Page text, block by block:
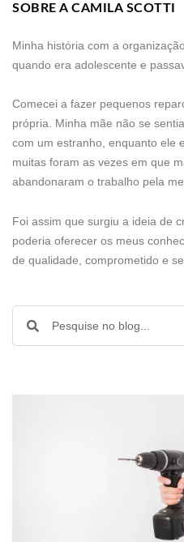
SOBRE A CAMILA SCOTTI
Minha história com a
quando era adolescente e
Comecei a fazer pequenos
própria. Minha mãe não se
com um estranho, enquanto ele
muitas foram as vezes em que
abandonaram o trabalho pela
Foi assim que surgiu a ideia de
poderia oferecer os meus
de qualidade, comprometido e